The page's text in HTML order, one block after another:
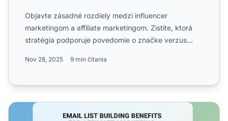
Objavte zásadné rozdiely medzi influencer
marketingom a affiliate marketingom. Zistite, ktorá
stratégia podporuje povedomie o značke verzus
Nov 28, 2025 9 min čítania
Prečo je budovanie e-mailového zoznamu dôležité v